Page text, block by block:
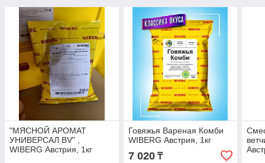
"МЯСНОЙ АРОМАТ
УНИВЕРСАЛ BV" ,
WIBERG Австрия, 1кг
Говяжья Вареная Комби
WIBERG Австрия, 1кг
7 020₸